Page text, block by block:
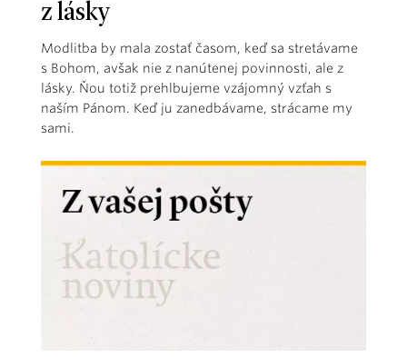
z lásky
Modlitba by mala zostať časom, keď sa stretávame
s Bohom, avšak nie z nanútenej povinnosti, ale z
lásky. Ňou totiž prehlbujeme vzájomný vzťah s
naším Pánom. Keď ju zanedbávame, strácame my
sami.